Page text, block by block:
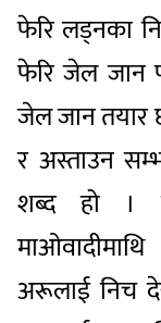
फेरि लड्नका
फेरि जेल जान
जेल जान तयार
र अस्ताउन
शब्द हो ।
अरूलाई निच